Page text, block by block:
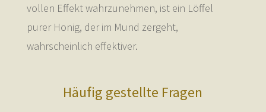
vollen Effekt wahrzunehmen, ist ein Löffel
purer Honig, der im Mund zergeht,
wahrscheinlich effektiver.
Häufig gestellte Fragen